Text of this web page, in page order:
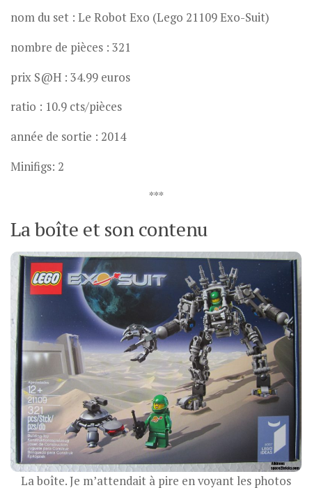
nom du set : Le Robot Exo (Lego 21109 Exo-Suit)
nombre de pièces : 321
prix S@H : 34.99 euros
ratio : 10.9 cts/pièces
année de sortie : 2014
Minifigs: 2
***
La boîte et son contenu
La boîte. Je m’attendait à pire en voyant les photos